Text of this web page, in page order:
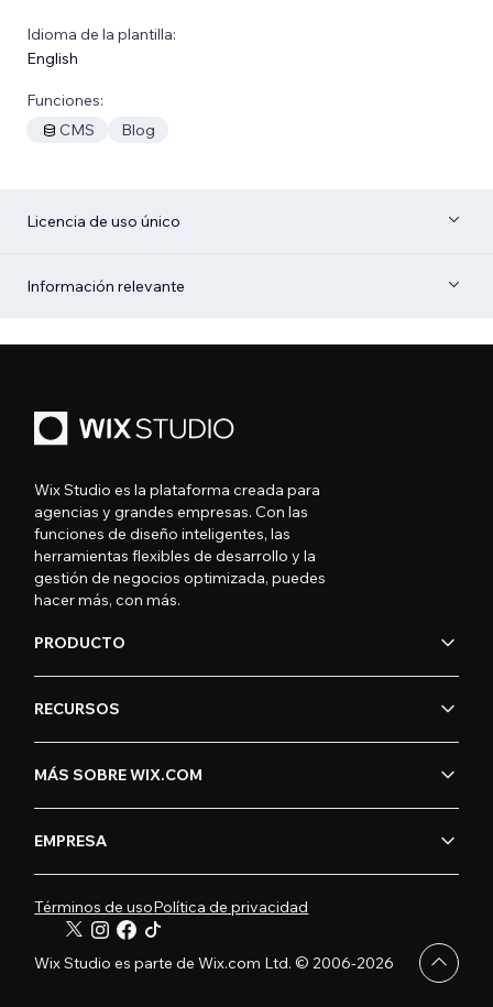
Idioma de la plantilla:
English
Funciones:
CMS
Blog
Licencia de uso único
Información relevante
Wix Studio es la plataforma creada para
agencias y grandes empresas. Con las
funciones de diseño inteligentes, las
herramientas flexibles de desarrollo y la
gestión de negocios optimizada, puedes
hacer más, con más.
PRODUCTO
RECURSOS
MÁS SOBRE WIX.COM
EMPRESA
Términos de usoPolítica de privacidad
Wix Studio es parte de Wix.com Ltd. © 2006-2026